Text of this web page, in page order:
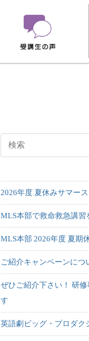
2026年度 夏休みサマー
MLS本部で救命救急講習
MLS本部 2026年度 夏期
ご紹介キャンペーンにつ
ぜひご紹介下さい！ 研
す
英語劇ビッグ・プロダク